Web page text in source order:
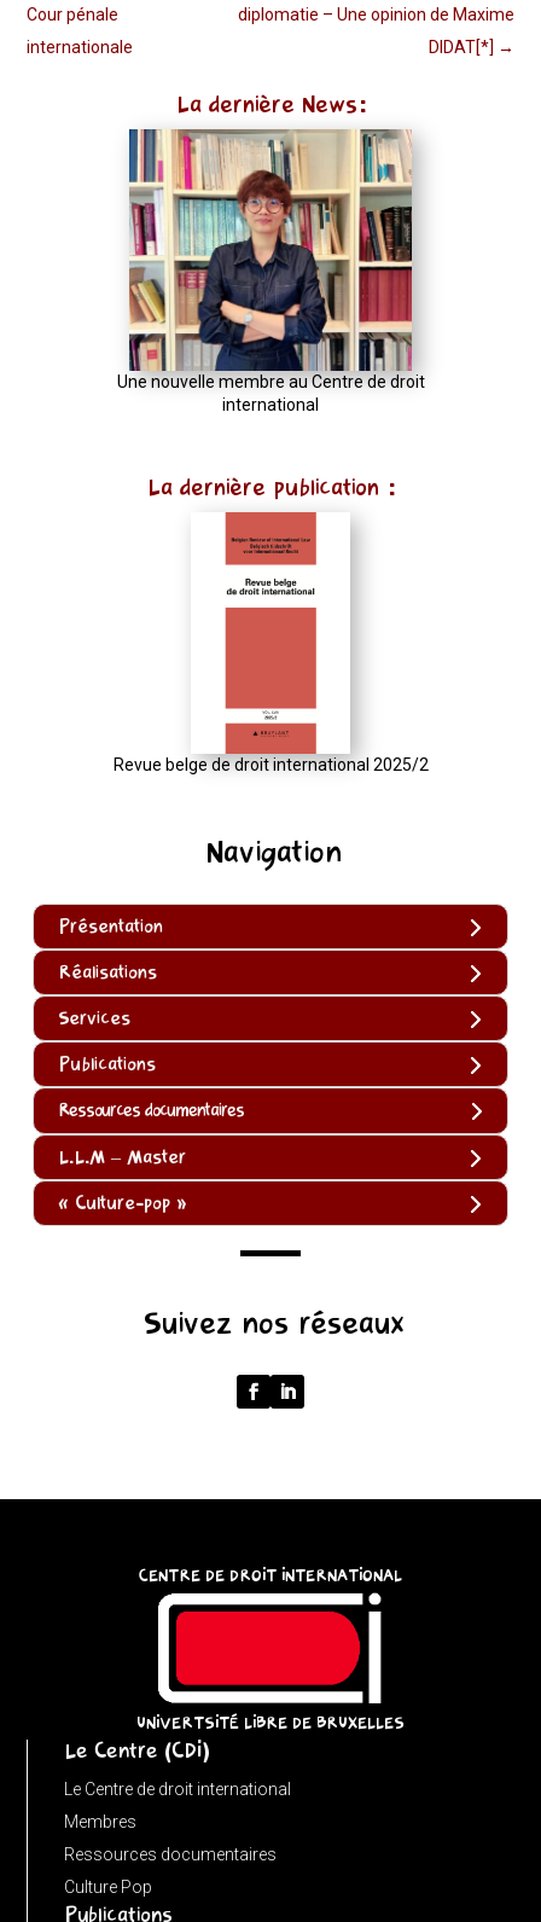
Navigation
Présentation
Réalisations
Services
Publications
Ressources documentaires
L.L.M – Master
« Culture-pop »
input
URL(input,
window.location.href);
Suivez nos réseaux
Cour pénale
internationale
diplomatie – Une opinion de Maxime
DIDAT[*] →
La dernière News:
Une nouvelle membre au Centre de droit
international
La dernière publication :
Revue belge de droit international 2025/2
CENTRE DE DROIT INTERNATIONAL
UNIVERTSITÉ LIBRE DE BRUXELLES
Le Centre (CDI)
Le Centre de droit international
Membres
Ressources documentaires
Culture Pop
Publications